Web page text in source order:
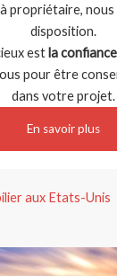
propriétaire,
disposition.
est la
pour être
dans votre projet.
En savoir plus
aux Etats-Unis